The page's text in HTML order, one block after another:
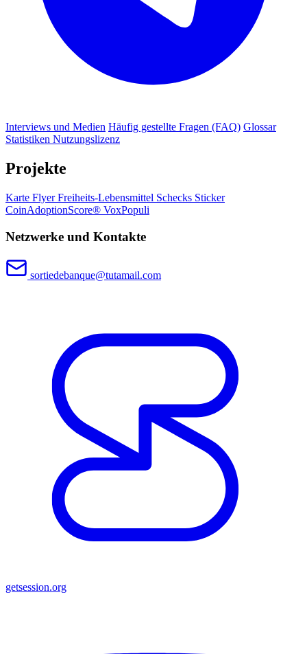
Interviews und Medien Häufig gestellte Fragen (FAQ) Glossar
Statistiken Nutzungslizenz
Projekte
Karte FlyerFreiheits-Lebensmittel Schecks Sticker
CoinAdoptionScore® VoxPopuli
Netzwerke und Kontakte
sortiedebanque@tutamail.com
getsession.org